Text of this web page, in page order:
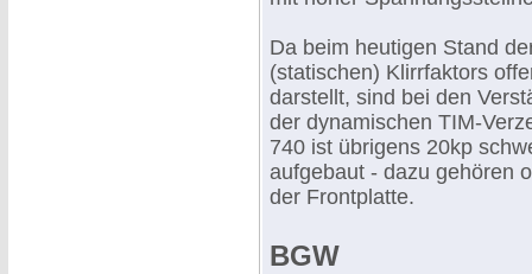
Da beim heutigen Stand
(statischen) Klirrfaktors
darstellt, sind bei den
der dynamischen TIM-
740 ist übrigens 20kp
aufgebaut - dazu gehören
der Frontplatte.
BGW